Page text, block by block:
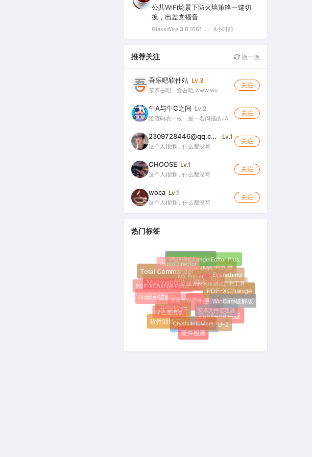
公共WiFi场景下防火墙策略一键切
换，出差党福音
GlassWire 3.8.1061 中文特别版（可视化网络监控与个人防火墙） 4小时前
推荐关注 换一换
吾乐吧软件站 Lv.3
亲亲吾吧，爱吾吧 www.wu…
关注
牛A与牛C之间 Lv.2
渣渣码农一枚，是一名闷骚的JA…
关注
2309728446@qq.com Lv.1
这个人很懒，什么都没写
关注
CHOOSE Lv.1
这个人很懒，什么都没写
关注
woca Lv.1
这个人很懒，什么都没写
关注
热门标签
威力导演
Inno Setup
Microsoft激活脚本
开源软件
数据恢复软件
Fiddler绿色版
PDF-XChange
水狐浏览器
Mozilla Firefox
Total Commander
Fiddler破解版
软件卸载工具
硬件检测
CPU-Z
WinCam破解版
Everything
PDF-XChange Editor Plus
PhotoDirector
PDF-XChange Editor
绿色便携版
CrystalInfoMark
安卓文件管理器
强大的网络调试抓包工具
MX Player
多语言客户端